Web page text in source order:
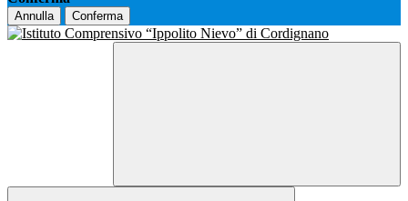
Annulla Conferma